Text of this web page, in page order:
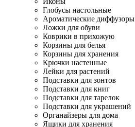
Глобусы настольные
Ароматические диффузоры
Ложки для обуви
Коврики в прихожую
Корзины для белья
Корзины для хранения
Крючки настенные
Лейки для растений
Подставки для зонтов
Подставки для книг
Подставки для тарелок
Подставки для украшений
Органайзеры для дома
Ящики для хранения